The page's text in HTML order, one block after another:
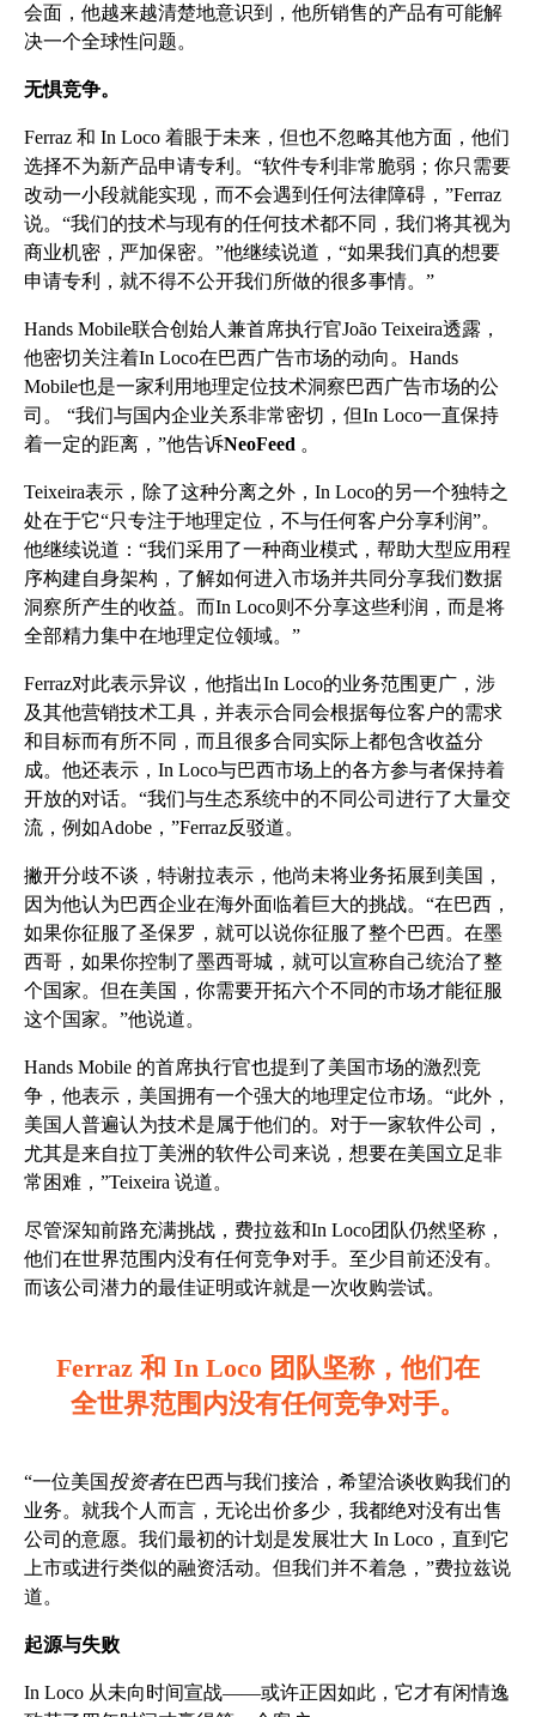
会面，他越来越清楚地意识到，他所销售的产品有可能解
决一个全球性问题。
无惧竞争。
Ferraz 和 In Loco 着眼于未来，但也不忽略其他方面，他们
选择不为新产品申请专利 。“软件专利非常脆弱；你只需要
改动一小段就能实现，而不会遇到任何法律障碍，”Ferraz
说。“我们的技术与现有的任何技术都不同，我们将其视为
商业机密，严加保密。”他继续说道，“如果我们真的想要
申请专利，就不得不公开我们所做的很多事情。”
Hands Mobile联合创始人兼首席执行官João Teixeira透露，
他密切关注着In Loco在巴西广告市场的动向。Hands
Mobile也是一家利用地理定位技术洞察巴西广告市场的公
司。
“我们与国内企业关系非常密切，但In Loco一直保持
着一定的距离，”他告诉NeoFeed 。
Teixeira表示，除了这种分离之外，In Loco的另一个独特之
处在于它“只专注于地理定位，不与任何客户分享利润”。
他继续说道：“我们采用了一种商业模式，帮助大型应用程
序构建自身架构，了解如何进入市场并共同分享我们数据
洞察所产生的收益。而In Loco则不分享这些利润，而是将
全部精力集中在地理定位领域。”
Ferraz对此表示异议，他指出In Loco的业务范围更广，涉
及其他营销技术工具，并表示合同会根据每位客户的需求
和目标而有所不同，而且很多合同实际上都包含收益分
成。他还表示，In Loco与巴西市场上的各方参与者保持着
开放的对话。“我们与生态系统中的不同公司进行了大量交
流，例如Adobe，”Ferraz反驳道。
撇开分歧不谈，特谢拉表示，他尚未将业务拓展到美国，
因为他认为巴西企业在海外面临着巨大的挑战。“在巴西，
如果你征服了圣保罗，就可以说你征服了整个巴西。在墨
西哥，如果你控制了墨西哥城，就可以宣称自己统治了整
个国家。但在美国，你需要开拓六个不同的市场才能征服
这个国家。”他说道。
Hands Mobile 的首席执行官也提到了美国市场的激烈竞
争，他表示，美国拥有一个强大的地理定位市场。“此外，
美国人普遍认为技术是属于他们的。对于一家软件公司，
尤其是来自拉丁美洲的软件公司来说，想要在美国立足非
常困难，”Teixeira 说道。
尽管深知前路充满挑战，费拉兹和In Loco团队仍然坚称，
他们在世界范围内没有任何竞争对手。至少目前还没有。
而该公司潜力的最佳证明或许就是一次收购尝试。
Ferraz 和 In Loco 团队坚称，他们在
全世界范围内没有任何竞争对手。
“一位美国投资者在巴西与我们接洽，希望洽谈收购我们的
业务。就我个人而言，无论出价多少，我都绝对没有出售
公司的意愿。我们最初的计划是发展壮大 In Loco，直到它
上市或进行类似的融资活动。但我们并不着急，”费拉兹说
道。
起源与失败
In Loco 从未向时间宣战——或许正因如此，它才有闲情逸